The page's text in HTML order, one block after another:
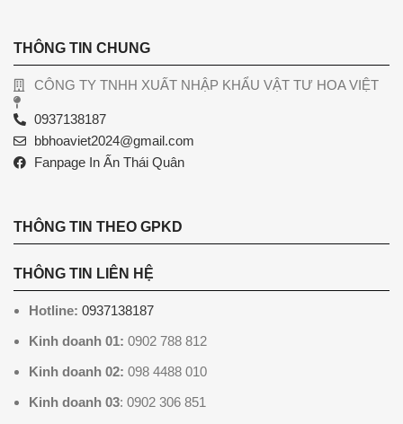
THÔNG TIN CHUNG
CÔNG TY TNHH XUẤT NHẬP KHẨU VẬT TƯ HOA VIỆT
0937138187
bbhoaviet2024@gmail.com
Fanpage In Ấn Thái Quân
THÔNG TIN THEO GPKD
THÔNG TIN LIÊN HỆ
Hotline: 0937138187
Kinh doanh 01: 0902 788 812
Kinh doanh 02: 098 4488 010
Kinh doanh 03: 0902 306 851